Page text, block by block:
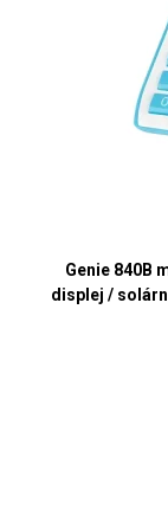
Genie 840B
displej /